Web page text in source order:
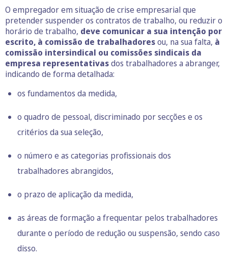
O empregador em situação de crise empresarial que
pretender suspender os contratos de trabalho, ou reduzir o
horário de trabalho, deve comunicar a sua intenção por
escrito, à comissão de trabalhadoresou, na sua falta, à
comissão intersindical ou comissões sindicais da
empresa representativasdos trabalhadores a abranger,
indicando de forma detalhada:
os fundamentos da medida,
o quadro de pessoal, discriminado por secções e os
critérios da sua seleção,
o número e as categorias profissionais dos
trabalhadores abrangidos,
o prazo de aplicação da medida,
as áreas de formação a frequentar pelos trabalhadores
durante o período de redução ou suspensão, sendo caso
disso.